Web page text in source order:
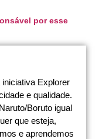
por esse
Explorer
e qualidade.
Boruto igual
que esteja,
e aprendemos